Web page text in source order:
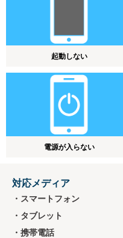
起動しない
電源が入らない
対応メディア
・スマートフォン
・タブレット
・携帯電話